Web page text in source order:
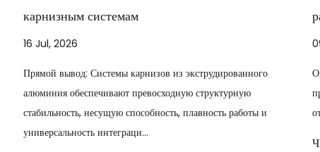
разъема для карниза
09 Jul, 2026
Оконная фурнитура Стержень настолько прочен, насколько
прочно соединение, удерживающее его вместе. Короткий
ответ: Соединители карнизов соединяют ...
ЧИТАТЬ ДАЛЕЕ